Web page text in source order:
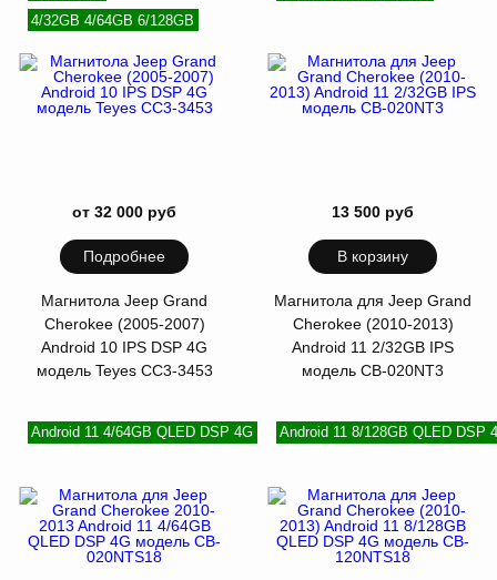
4/32GB 4/64GB 6/128GB
от 32 000 руб
Подробнее
Магнитола Jeep Grand
Cherokee (2005-2007)
Android 10 IPS DSP 4G
модель Teyes CC3-3453
13 500 руб
В корзину
Магнитола для Jeep Grand
Cherokee (2010-2013)
Android 11 2/32GB IPS
модель CB-020NT3
Android 11 4/64GB QLED DSP 4G Android 11 8/128GB QLED DSP